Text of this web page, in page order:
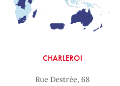
CHARLEROI
Rue Destrée, 68